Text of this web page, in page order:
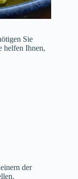
Sie
helfen Ihnen,
der